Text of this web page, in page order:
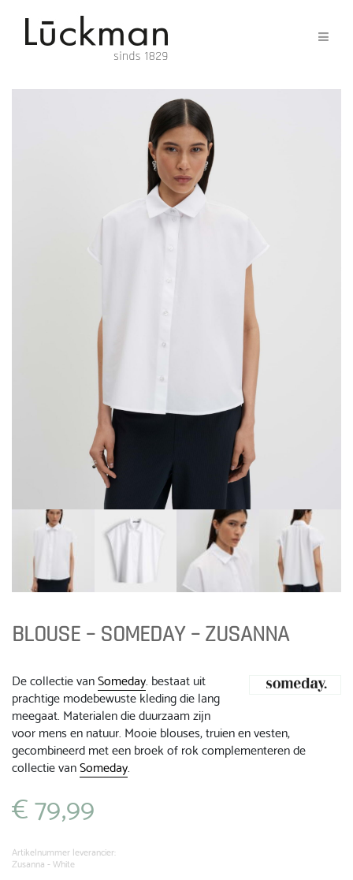
BLOUSE – SOMEDAY – ZUSANNA
De collectie vanSomeday. bestaat uit
prachtige modebewuste kleding die lang
meegaat. Materialen die duurzaam zijn
voor mens en natuur. Mooie blouses, truien en vesten,
gecombineerd met een broek of rok complementeren de
collectie vanSomeday.
€79,99
Artikelnummer leverancier:
Zusanna - White